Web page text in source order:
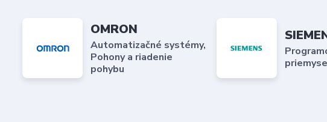
OMRON
Automatizačné systémy,
Pohony a riadenie
pohybu